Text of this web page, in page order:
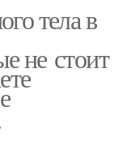
тела в
не стоит